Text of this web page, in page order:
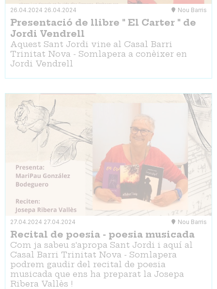
26.04.2024 26.04.2024 Nou Barris
Presentació de llibre " El Carter " de
Jordi Vendrell
Aquest Sant Jordi vine al Casal Barri
Trinitat Nova - Somlapera a conèixer en
Jordi Vendrell
27.04.2024 27.04.2024 Nou Barris
Recital de poesia - poesia musicada
Com ja sabeu s'apropa Sant Jordi i aquí al
Casal Barri Trinitat Nova - Somlapera
podrem gaudir del recital de poesia
musicada que ens ha preparat la Josepa
Ribera Vallès !